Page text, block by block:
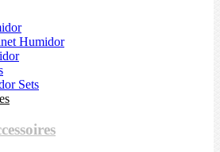
Humidor
Sets